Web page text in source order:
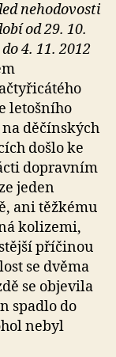
nehodovosti
od 29. 10.
4. 11. 2012
letošního
děčínských
došlo ke
dopravním
jeden
ani těžkému
kolizemi,
příčinou
se dvěma
se objevila
spadlo do
nebyl